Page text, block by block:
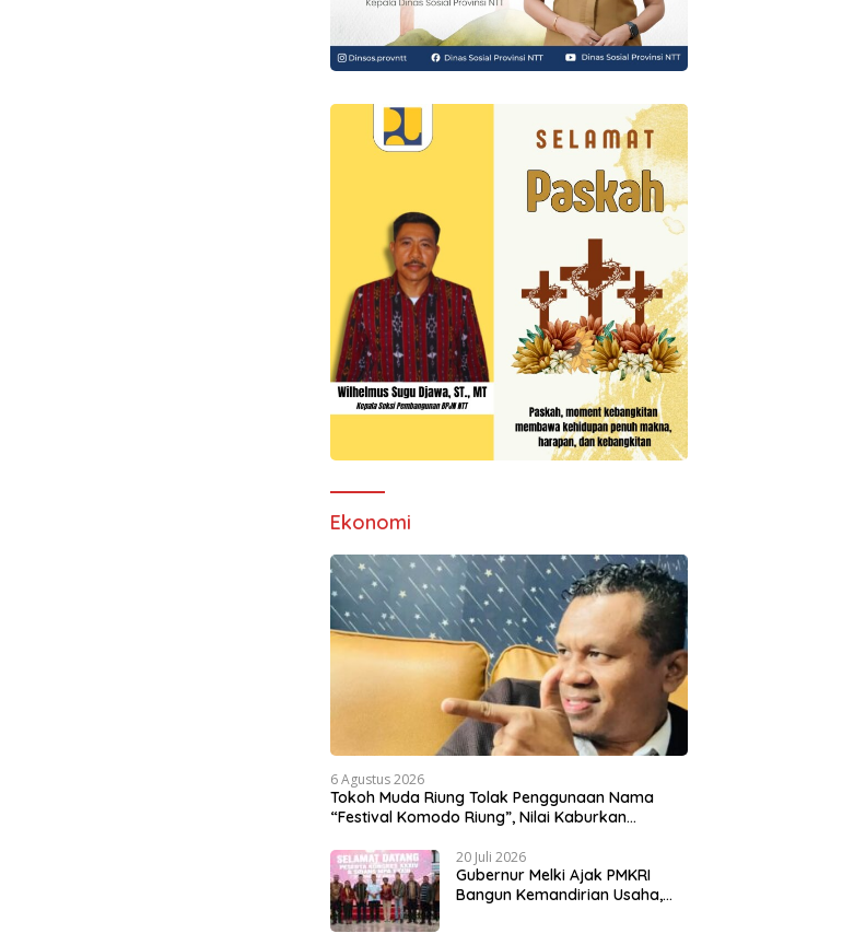
Ekonomi
6 Agustus 2026
Tokoh Muda Riung Tolak Penggunaan Nama
“Festival Komodo Riung”, Nilai Kaburkan
20 Juli 2026
Gubernur Melki Ajak PMKRI
Bangun Kemandirian Usaha,